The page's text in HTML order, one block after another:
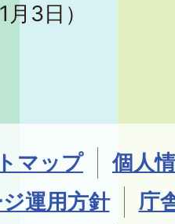
3日）
マップ
個人
運用方針
庁